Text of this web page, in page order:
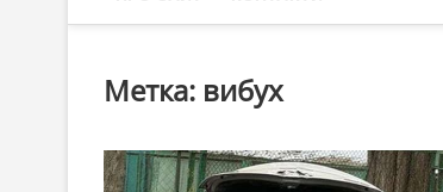
Метка: вибух